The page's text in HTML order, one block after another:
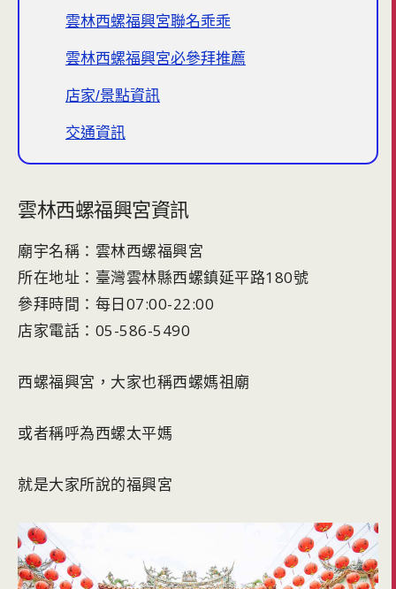
雲林西螺福興宮聯名乖乖
雲林西螺福興宮必參拜推薦
店家/景點資訊
交通資訊
雲林西螺福興宮資訊
廟宇名稱：雲林西螺福興宮
所在地址：臺灣雲林縣西螺鎮延平路180號
參拜時間：每日07:00-22:00
店家電話：05-586-5490
西螺福興宮，大家也稱西螺媽祖廟
或者稱呼為西螺太平媽
就是大家所說的福興宮